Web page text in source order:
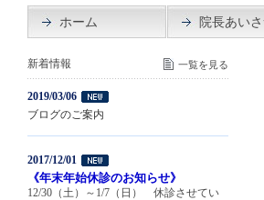
ホーム 院長あい
新着情報 一覧を見る
2019/03/06
ブログのご案内
2017/12/01
《年末年始休診のお知らせ》
12/30（土）～1/7（日） 休診させてい